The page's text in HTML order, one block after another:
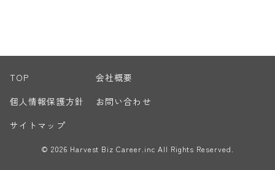
TOP
会社概要
個人情報保護方針
お問い合わせ
サイトマップ
© 2026 Harvest Biz Career.inc All Rights Reserved.